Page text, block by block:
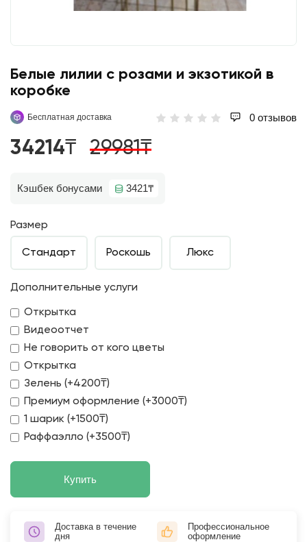
Белые лилии с розами и экзотикой в
коробке
Бесплатная доставка 0 отзывов
34214₸ 29981₸
Кэшбек бонусами 3421₸
Размер
Стандарт Роскошь Люкс
Дополнительные услуги
Открытка
Видеоотчет
Не говорить от кого цветы
Открытка
Зелень (+4200₸)
Премиум оформление (+3000₸)
1 шарик (+1500₸)
Раффаэлло (+3500₸)
Купить
Доставка в течение
дня
Профессиональное
оформление